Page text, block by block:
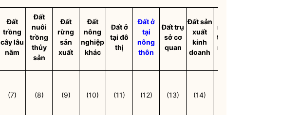
Đất
trồng
cây lâu
năm
Đất
nuôi
trồng
thủy
sản
Đất
rừng
sản
xuất
Đất
nông
nghiệp
khác
Đất ở
tại đô
thị
Đất ở
tại
nông
thôn
Đất trụ
sở cơ
quan
Đất sản
xuất
kinh
doanh
nghĩa
trang,
nghĩa
(7) (8) (9) (10) (11) (12) (13) (14)